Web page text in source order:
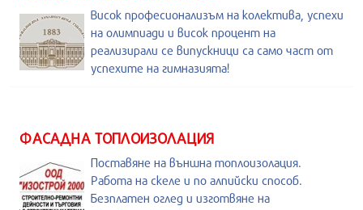
Висок професионализъм на колектива, успехи
на олимпиади и висок процент на
реализирали се випускници са само част от
успехите на гимназията!
ФАСАДНА ТОПЛОИЗОЛАЦИЯ
Поставяне на външна топлоизолация.
Работа на скеле и по алпийски способ.
Безплатен оглед и изготвяне на